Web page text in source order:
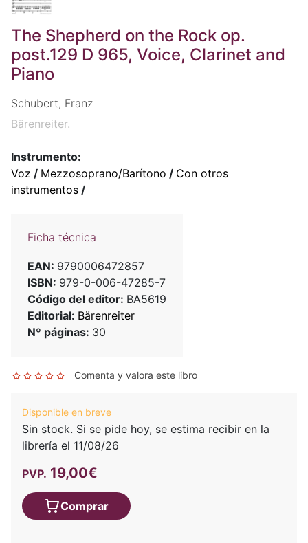
The Shepherd on the Rock op.
post.129 D 965, Voice, Clarinet and
Piano
Schubert, Franz
Bärenreiter.
Instrumento:
Voz / Mezzosoprano/Barítono / Con otros
instrumentos /
Ficha técnica
EAN: 9790006472857
ISBN: 979-0-006-47285-7
Código del editor: BA5619
Editorial: Bärenreiter
Nº páginas: 30
Comenta y valora este libro
Disponible en breve
Sin stock. Si se pide hoy, se estima recibir en la
librería el 11/08/26
PVP. 19,00€
Comprar